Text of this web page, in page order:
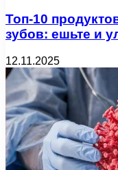
Топ-10
зубов: ешьте и
12.11.2025